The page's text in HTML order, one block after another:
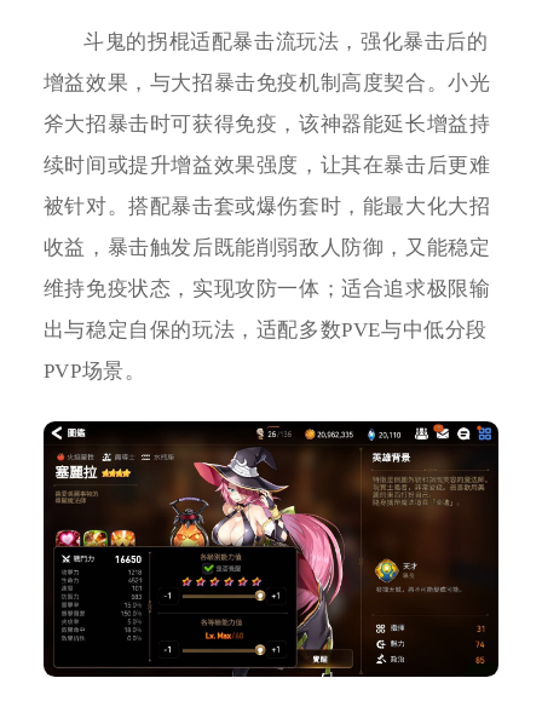
斗鬼的拐棍适配暴击流玩法，强化暴击后的
增益效果，与大招暴击免疫机制高度契合。小光
斧大招暴击时可获得免疫，该神器能延长增益持
续时间或提升增益效果强度，让其在暴击后更难
被针对。搭配暴击套或爆伤套时，能最大化大招
收益，暴击触发后既能削弱敌人防御，又能稳定
维持免疫状态，实现攻防一体；适合追求极限输
出与稳定自保的玩法，适配多数PVE与中低分段
PVP场景。